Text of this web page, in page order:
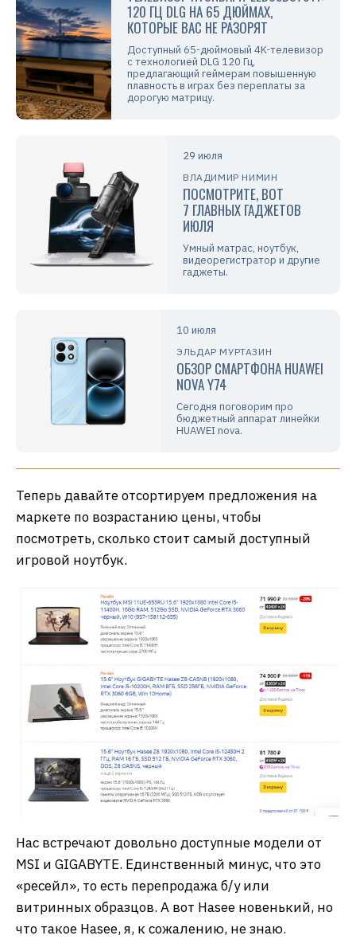
120 ГЦ DLG НА 65 ДЮЙМАХ,
КОТОРЫЕ ВАС НЕ РАЗОРЯТ
Доступный 65-дюймовый 4K-телевизор
с технологией DLG 120 Гц,
предлагающий геймерам повышенную
плавность в играх без переплаты за
дорогую матрицу.
29 июля
ВЛАДИМИР НИМИН
ПОСМОТРИТЕ, ВОТ
7 ГЛАВНЫХ ГАДЖЕТОВ
ИЮЛЯ
Умный матрас, ноутбук,
видеорегистратор и другие
гаджеты.
10 июля
ЭЛЬДАР МУРТАЗИН
ОБЗОР СМАРТФОНА HUAWEI
NOVA Y74
Сегодня поговорим про
бюджетный аппарат линейки
HUAWEI nova.
Теперь давайте отсортируем предложения на
маркете по возрастанию цены, чтобы
посмотреть, сколько стоит самый доступный
игровой ноутбук.
Нас встречают довольно доступные модели от
MSI и GIGABYTE. Единственный минус, что это
«ресейл», то есть перепродажа б/у или
витринных образцов. А вот Hasee новенький, но
что такое Hasee, я, к сожалению, не знаю.